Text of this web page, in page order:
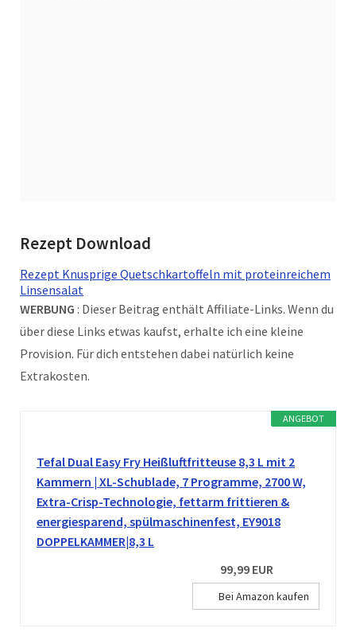
Rezept Download
Rezept Knusprige Quetschkartoffeln mit proteinreichem
Linsensalat
WERBUNG : Dieser Beitrag enthält Affiliate-Links. Wenn du
über diese Links etwas kaufst, erhalte ich eine kleine
Provision. Für dich entstehen dabei natürlich keine
Extrakosten.
ANGEBOT
Tefal Dual Easy Fry Heißluftfritteuse 8,3 L mit 2
Kammern | XL-Schublade, 7 Programme, 2700 W,
Extra-Crisp-Technologie, fettarm frittieren &
energiesparend, spülmaschinenfest, EY9018
DOPPELKAMMER|8,3 L
99,99 EUR
Bei Amazon kaufen